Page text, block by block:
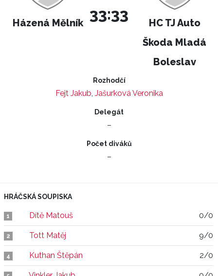
Házená Mělník 33:33
HC TJ Auto
Škoda Mladá
Boleslav
Rozhodčí
Fejt Jakub, Jašurková Veronika
Delegát
–
Počet diváků
–
HRÁČSKÁ SOUPISKA
1 Dítě Matouš 0/0
2 Tott Matěj 9/0
4 Kuthan Štěpán 2/0